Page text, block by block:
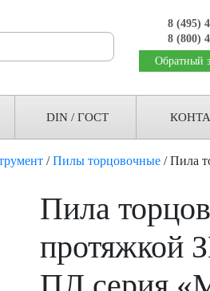
8 (495)
8 (800)
Обратный
DIN / ГОСТ
/Пилы торцовочные/ Пила
Пила
протяжкой